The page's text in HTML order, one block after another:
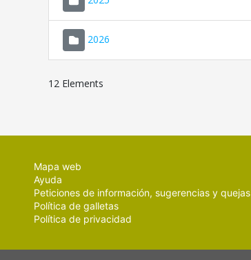
2026
12 Elements
Mapa web
Ayuda
Peticiones de información, sugerencias y quejas
Política de galletas
Política de privacidad